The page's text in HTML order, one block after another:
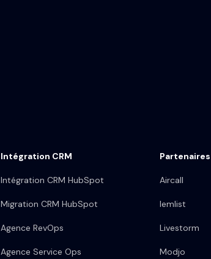
Intégration CRM
Intégration CRM HubSpot
Migration CRM HubSpot
Agence RevOps
Agence Service Ops
Partenaires
Aircall
lemlist
Livestorm
Modjo